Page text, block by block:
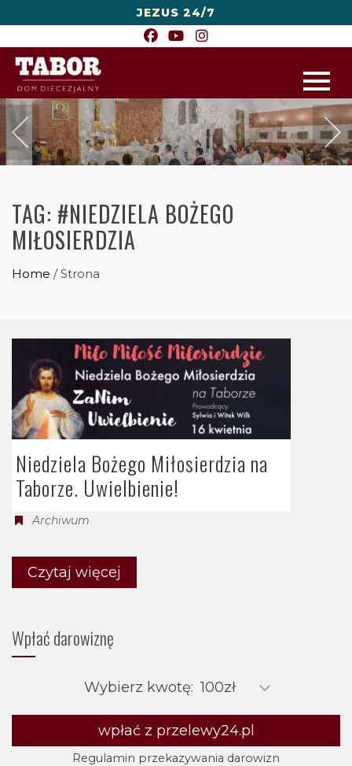
JEZUS 24/7
TAG: #NIEDZIELA BOŻEGO
MIŁOSIERDZIA
Home /Strona
Niedziela Bożego Miłosierdzia na
Taborze. Uwielbienie!
Archiwum
Czytaj więcej
Wpłać darowiznę
Wybierz kwotę:
wpłać z przelewy24.pl
Regulamin przekazywania darowizn